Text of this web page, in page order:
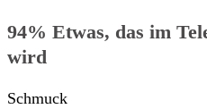
94% Etwas, das im
wird
Schmuck